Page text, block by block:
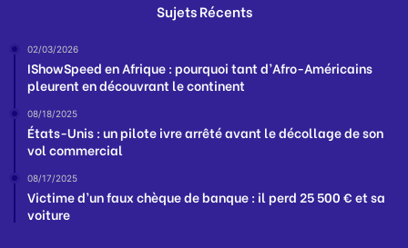
Sujets Récents
02/03/2026
IShowSpeed en Afrique : pourquoi tant d’Afro-Américains
pleurent en découvrant le continent
08/18/2025
États-Unis : un pilote ivre arrêté avant le décollage de son
vol commercial
08/17/2025
Victime d’un faux chèque de banque : il perd 25 500 € et sa
voiture